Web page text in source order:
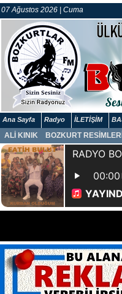
07 Ağustos 2026 | Cuma
Ana Sayfa Radyo İLETİŞİM
ALİ KINIK BOZKURT RESİMLERİ